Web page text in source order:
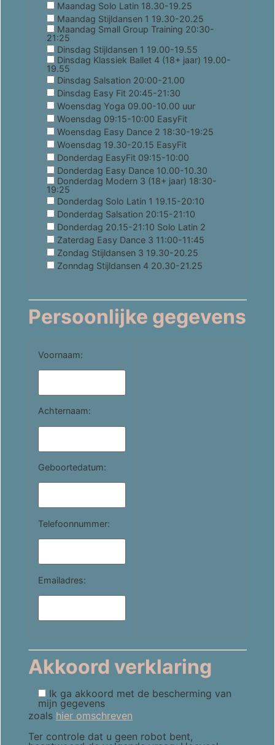
Maandag Solo Latin 18.30-19.25
Maandag Stijldansen 1 19.30-20.25
Maandag Small Group Training 20:30-
21:25
Dinsdag Stijldansen 1 19.00-19.55
Dinsdag Klassiek Ballet 4 (18+ jaar) 19.00-
19.55
Dinsdag Salsation 20:00-21.00
Dinsdag Easy Fit 20:45-21:30
Woensdag Yoga 09.00-10.00 uur
Woensdag 09:15-10:00 EasyFit
Woensdag Easy Dance 2 18:30-19:25
Woensdag 19.30-20.15 EasyFit
Donderdag EasyFit 09:15-10:00
Donderdag Easy Dance 10.00-10.30
Donderdag Modern 3 (18+ jaar) 18:30-
19:25
Donderdag Solo Latin 1 19.15-20:10
Donderdag Salsation 20:15-21:10
Donderdag 20.15-21:10 Solo Latin 2
Zaterdag Easy Dance 3 11:00-11:45
Zondag Stijldansen 3 19.30-20.25
Zonndag Stijldansen 4 20.30-21.25
Persoonlijke gegevens
Voornaam:
Achternaam:
Geboortedatum:
Telefoonnummer:
Emailadres:
Akkoord verklaring
Ik ga akkoord met de bescherming van
mijn gegevens
zoals hier omschreven
Ter controle dat u geen robot bent,